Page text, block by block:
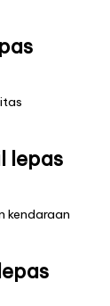
lepas
kendaraan